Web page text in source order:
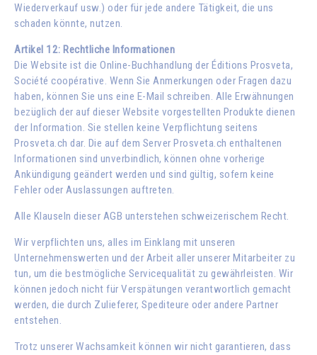
Wiederverkauf usw.) oder für jede andere Tätigkeit, die uns
schaden könnte, nutzen.
Artikel 12: Rechtliche Informationen
Die Website ist die Online-Buchhandlung der Éditions Prosveta,
Société coopérative. Wenn Sie Anmerkungen oder Fragen dazu
haben, können Sie uns eine E-Mail schreiben. Alle Erwähnungen
bezüglich der auf dieser Website vorgestellten Produkte dienen
der Information. Sie stellen keine Verpflichtung seitens
Prosveta.ch dar. Die auf dem Server Prosveta.ch enthaltenen
Informationen sind unverbindlich, können ohne vorherige
Ankündigung geändert werden und sind gültig, sofern keine
Fehler oder Auslassungen auftreten.
Alle Klauseln dieser AGB unterstehen schweizerischem Recht.
Wir verpflichten uns, alles im Einklang mit unseren
Unternehmenswerten und der Arbeit aller unserer Mitarbeiter zu
tun, um die bestmögliche Servicequalität zu gewährleisten. Wir
können jedoch nicht für Verspätungen verantwortlich gemacht
werden, die durch Zulieferer, Spediteure oder andere Partner
entstehen.
Trotz unserer Wachsamkeit können wir nicht garantieren, dass